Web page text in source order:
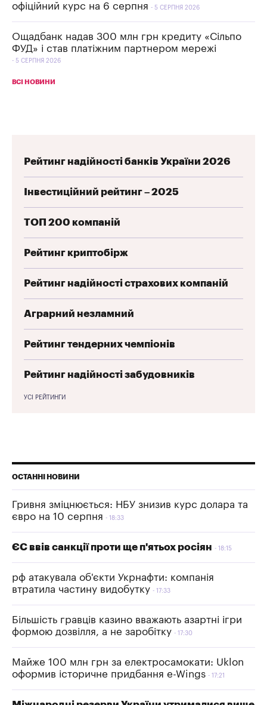
офіційний курс на 6 серпня
5 СЕРПНЯ 2026
Ощадбанк надав 300 млн грн кредиту «Сільпо
ФУД» і став платіжним партнером мережі
5 СЕРПНЯ 2026
ВСІ НОВИНИ
Рейтинг надійності банків України 2026
Інвестиційний рейтинг – 2025
ТОП 200 компаній
Рейтинг криптобірж
Рейтинг надійності страхових компаній
Аграрний незламний
Рейтинг тендерних чемпіонів
Рейтинг надійності забудовників
УСІ РЕЙТИНГИ
ОСТАННІ НОВИНИ
Гривня зміцнюється: НБУ знизив курс долара та
євро на 10 серпня
18:33
ЄС ввів санкції проти ще п'ятьох росіян 18:15
рф атакувала об'єкти Укрнафти: компанія
втратила частину видобутку
17:33
Більшість гравців казино вважають азартні ігри
формою дозвілля, а не заробітку
17:30
Майже 100 млн грн за електросамокати: Uklon
оформив історичне придбання e-Wings
17:21